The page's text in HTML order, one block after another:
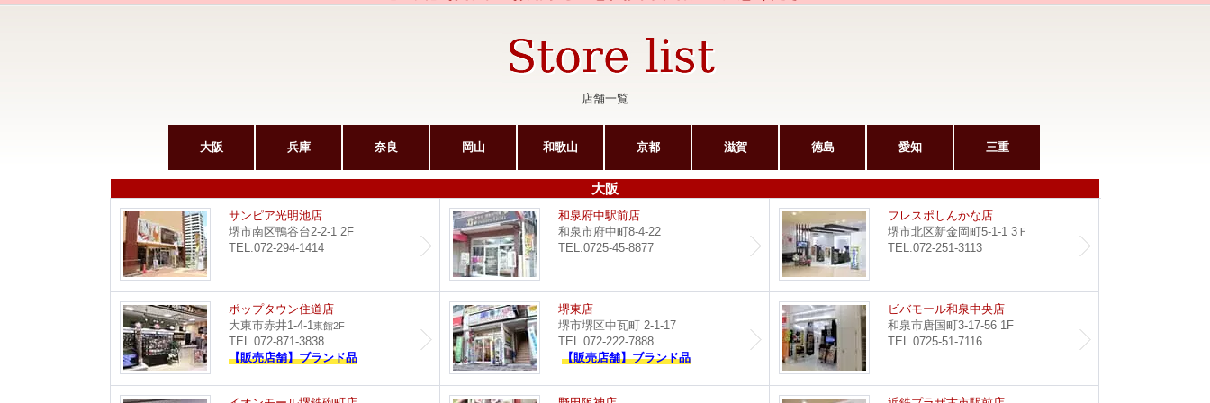
店舗一覧
大阪 兵庫 奈良 岡山 和歌山 京都 滋賀 徳島 愛知 三重
大阪
サンピア光明池店
堺市南区鴨谷台2-2-1 2F
TEL.072-294-1414
サンピア光明池店
和泉府中駅前店
和泉市府中町8-4-22
TEL.0725-45-8877
和泉府中駅前店
フレスポしんかな店
堺市北区新金岡町5-1-1 3Ｆ
TEL.072-251-3113
ポップタウン住道店
大東市赤井1-4-1東館2F
TEL.072-871-3838
【販売店舗】ブランド品
ポップタウン住道店
堺東店
堺市堺区中瓦町 2-1-17
TEL.072-222-7888
【販売店舗】ブランド品
堺東店
ビバモール和泉中央店
和泉市唐国町3-17-56 1F
TEL.0725-51-7116
イオンモール堺鉄砲町店 野田阪神店